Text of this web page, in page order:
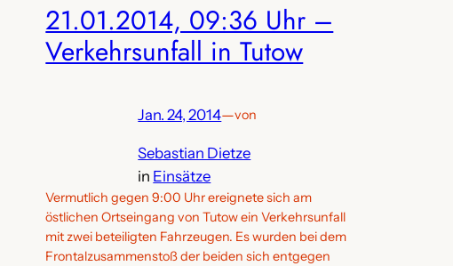
21.01.2014, 09:36 Uhr –
Verkehrsunfall in Tutow
Jan. 24, 2014—von
Sebastian Dietze
in Einsätze
Vermutlich gegen 9:00 Uhr ereignete sich am
östlichen Ortseingang von Tutow ein Verkehrsunfall
mit zwei beteiligten Fahrzeugen. Es wurden bei dem
Frontalzusammenstoß der beiden sich entgegen